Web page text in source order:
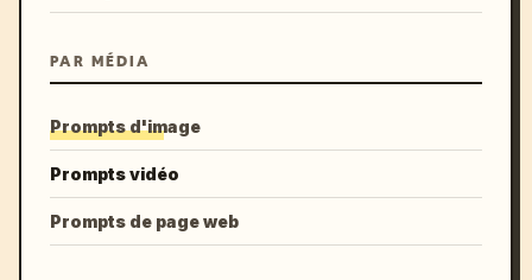
PAR MÉDIA
Prompts d'image
Prompts vidéo
Prompts de page web